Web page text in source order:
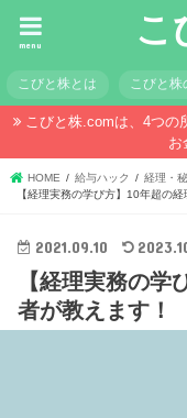
こ
menu
こびと株とは こびと株
こびと株.comは、4つの
お
HOME 給与ハック
経理・
【経理実務の学び方】10年超の
2021.09.10
【経理実務の
者が教えます！